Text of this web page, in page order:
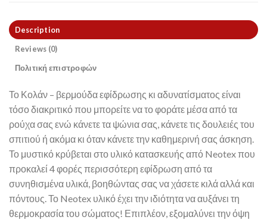
Description
Reviews (0)
Πολιτική επιστροφών
Το Κολάν – βερμούδα εφίδρωσης κι αδυνατίσματος είναι
τόσο διακριτικό που μπορείτε να το φοράτε μέσα από τα
ρούχα σας ενώ κάνετε τα ψώνια σας, κάνετε τις δουλειές του
σπιτιού ή ακόμα κι όταν κάνετε την καθημερινή σας άσκηση.
Το μυστικό κρύβεται στο υλικό κατασκευής από Neotex που
προκαλεί 4 φορές περισσότερη εφίδρωση από τα
συνηθισμένα υλικά, βοηθώντας σας να χάσετε κιλά αλλά και
πόντους. Το Neotex υλικό έχει την ιδιότητα να αυξάνει τη
θερμοκρασία του σώματος! Επιπλέον, εξομαλύνει την όψη